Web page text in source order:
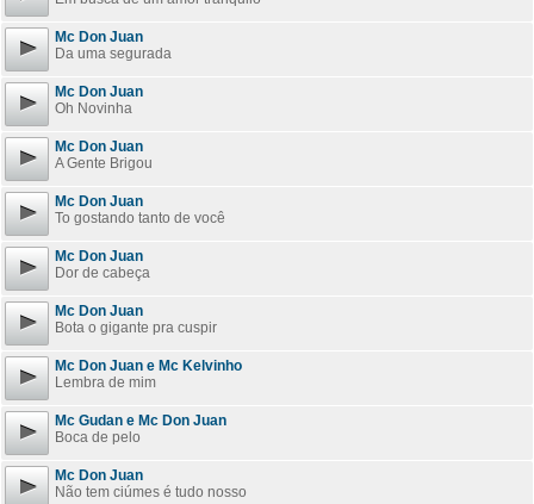
Mc Don Juan
Da uma segurada
Mc Don Juan
Oh Novinha
Mc Don Juan
A Gente Brigou
Mc Don Juan
To gostando tanto de você
Mc Don Juan
Dor de cabeça
Mc Don Juan
Bota o gigante pra cuspir
Mc Don Juan e Mc Kelvinho
Lembra de mim
Mc Gudan e Mc Don Juan
Boca de pelo
Mc Don Juan
Não tem ciúmes é tudo nosso